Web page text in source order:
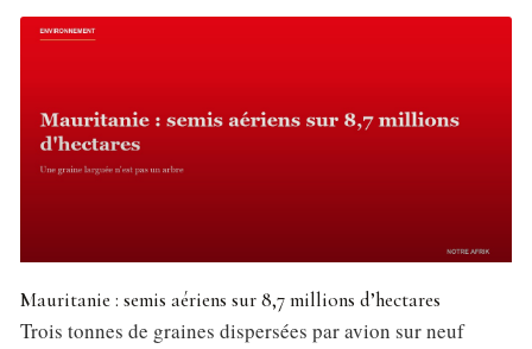
Mauritanie : semis aériens sur 8,7 millions d’hectares
Trois tonnes de graines dispersées par avion sur neuf